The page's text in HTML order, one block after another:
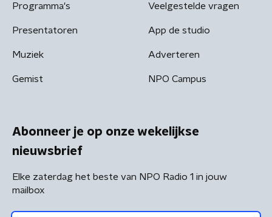
Programma's
Presentatoren
Muziek
Gemist
Veelgestelde vragen
App de studio
Adverteren
NPO Campus
Abonneer je op onze wekelijkse
nieuwsbrief
Elke zaterdag het beste van NPO Radio 1 in jouw
mailbox